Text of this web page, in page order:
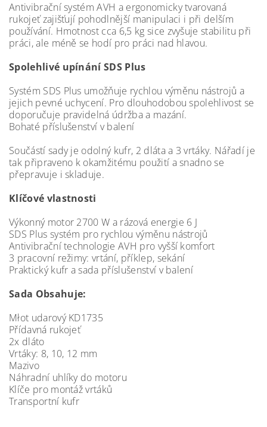
Antivibrační systém AVH a ergonomicky tvarovaná
rukojeť zajišťují pohodlnější manipulaci i při delším
používání. Hmotnost cca 6,5 kg sice zvyšuje stabilitu při
práci, ale méně se hodí pro práci nad hlavou.
Spolehlivé upínání SDS Plus
Systém SDS Plus umožňuje rychlou výměnu nástrojů a
jejich pevné uchycení. Pro dlouhodobou spolehlivost se
doporučuje pravidelná údržba a mazání.
Bohaté příslušenství v balení
Součástí sady je odolný kufr, 2 dláta a 3 vrtáky. Nářadí je
tak připraveno k okamžitému použití a snadno se
přepravuje i skladuje.
Klíčové vlastnosti
Výkonný motor 2700 W a rázová energie 6 J
SDS Plus systém pro rychlou výměnu nástrojů
Antivibrační technologie AVH pro vyšší komfort
3 pracovní režimy: vrtání, příklep, sekání
Praktický kufr a sada příslušenství v balení
Sada Obsahuje:
Młot udarový KD1735
Přídavná rukojeť
2x dláto
Vrtáky: 8, 10, 12 mm
Mazivo
Náhradní uhlíky do motoru
Klíče pro montáž vrtáků
Transportní kufr